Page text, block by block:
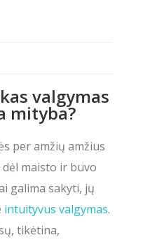
valgymas
mityba?
per amžių amžius
maisto ir buvo
galima sakyti, jų
intuityvus valgymas.
tikėtina,